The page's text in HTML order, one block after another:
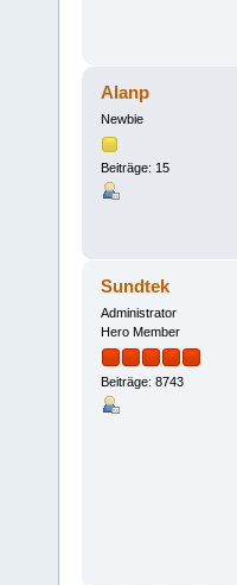
Alanp
Newbie
Beiträge: 15
Sundtek
Administrator
Hero Member
Beiträge: 8743